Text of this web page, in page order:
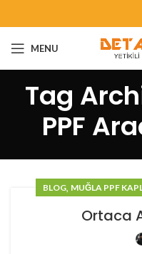
MENU
Tag
PPF
BLOG, MUĞLA PPF
Ortaca